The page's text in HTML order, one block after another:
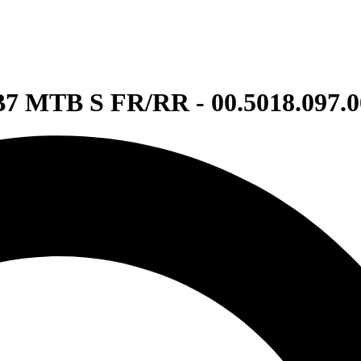
MTB S FR/RR -